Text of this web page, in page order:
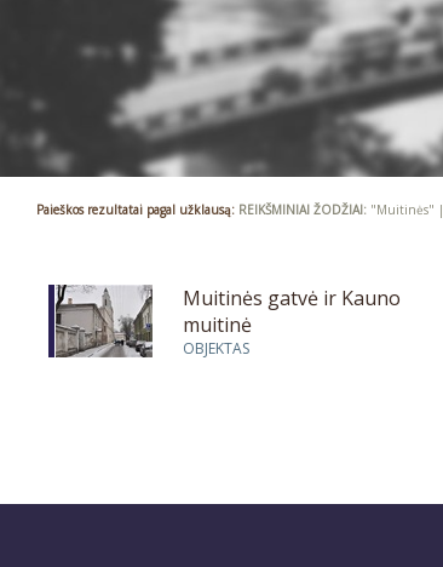
Paieškos rezultatai pagal užklausą: REIKŠMINIAI ŽODŽIAI: "Muitinės" |
Muitinės gatvė ir Kauno
muitinė
OBJEKTAS